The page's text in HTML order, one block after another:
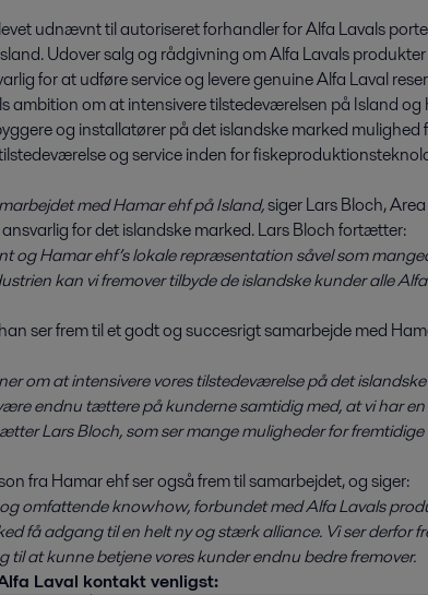
udnævnt til autoriseret forhandler for Alfa Lavals
Udover salg og rådgivning om Alfa Lavals
for at udføre service og levere genuine Alfa Laval
ambition om at intensivere tilstedeværelsen på Island og
og installatører på det islandske marked mulighed
og service inden for
med Hamar ehf på Island,siger Lars Bloch,
for det islandske marked. Lars Bloch fortætter:
og Hamar ehf’s lokale repræsentation såvel som
kan vi fremover tilbyde de islandske kunder alle
ser frem til et godt og succesrigt samarbejde med
om at intensivere vores tilstedeværelse på det
endnu tættere på kunderne samtidig med, at vi har
Lars Bloch, som ser mange muligheder for fremtidige
fra Hamar ehf ser også frem til samarbejdet, og siger:
omfattende knowhow, forbundet med Alfa Lavals
få adgang til en helt ny og stærk alliance. Vi ser derfor
til at kunne betjene vores kunder endnu bedre fremover.
Laval kontakt venligst: